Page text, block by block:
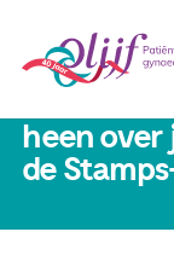
Lotgenoten
12 mei 2022
heen over
de